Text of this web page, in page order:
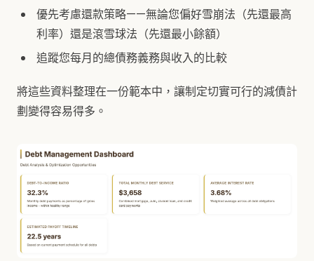
優先考慮還款策略——無論您偏好雪崩法（先還最高
利率）還是滾雪球法（先還最小餘額）
追蹤您每月的總債務義務與收入的比較
將這些資料整理在一份範本中，讓制定切實可行的減債計
劃變得容易得多。